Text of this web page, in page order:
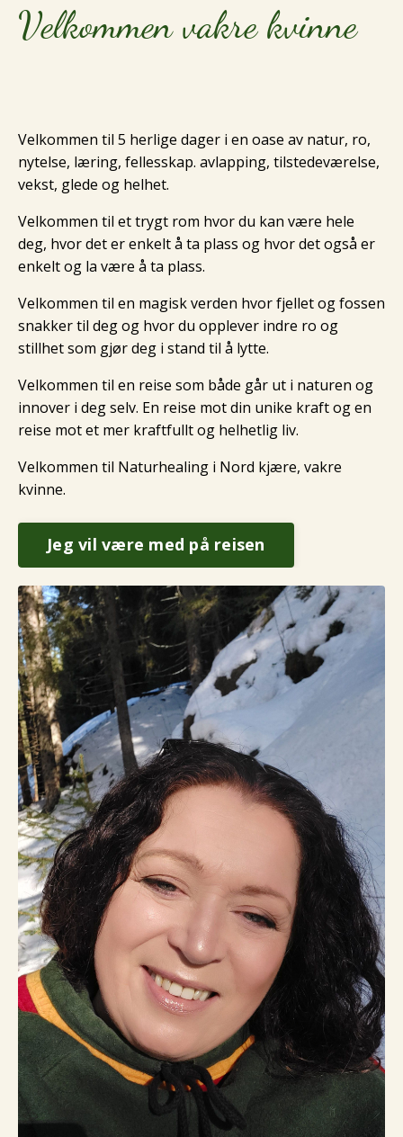
Velkommen vakre kvinne
Velkommen til 5 herlige dager i en oase av natur, ro,
nytelse, læring, fellesskap. avlapping, tilstedeværelse,
vekst, glede og helhet.
Velkommen til et trygt rom hvor du kan være hele
deg, hvor det er enkelt å ta plass og hvor det også er
enkelt og la være å ta plass.
Velkommen til en magisk verden hvor fjellet og fossen
snakker til deg og hvor du opplever indre ro og
stillhet som gjør deg i stand til å lytte.
Velkommen til en reise som både går ut i naturen og
innover i deg selv. En reise mot din unike kraft og en
reise mot et mer kraftfullt og helhetlig liv.
Velkommen til Naturhealing i Nord kjære, vakre
kvinne.
Jeg vil være med på reisen